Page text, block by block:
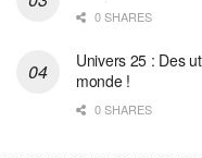
0 SHARES
Univers 25 : Des
monde !
0 SHARES